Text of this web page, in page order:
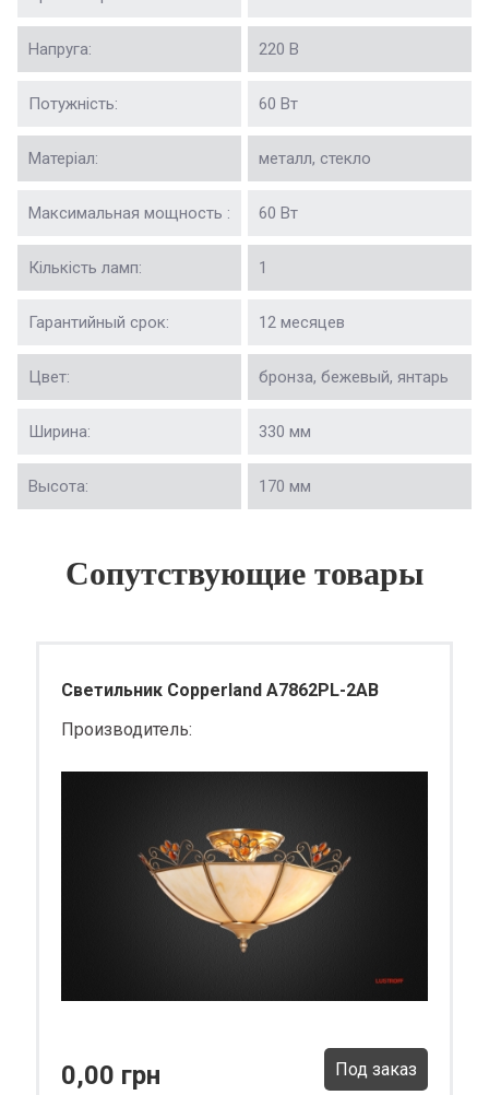
Напруга: 220 В
Потужність: 60 Вт
Матеріал: металл, стекло
Максимальная мощность : 60 Вт
Кількість ламп: 1
Гарантийный срок: 12 месяцев
Цвет: бронза, бежевый, янтарь
Ширина: 330 мм
Высота: 170 мм
Сопутствующие товары
Светильник Copperland A7862PL-2AB
Производитель:
0,00 грн Под заказ